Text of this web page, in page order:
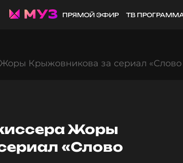
ПРЯМОЙ ЭФИР ТВ
Крыжовникова за сериал
Жоры
«Слово